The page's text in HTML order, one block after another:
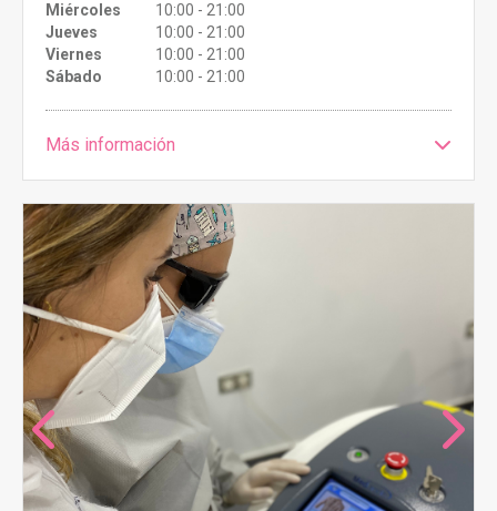
Miércoles
10:00 - 21:00
Jueves
10:00 - 21:00
Viernes
10:00 - 21:00
Sábado
10:00 - 21:00
Más información